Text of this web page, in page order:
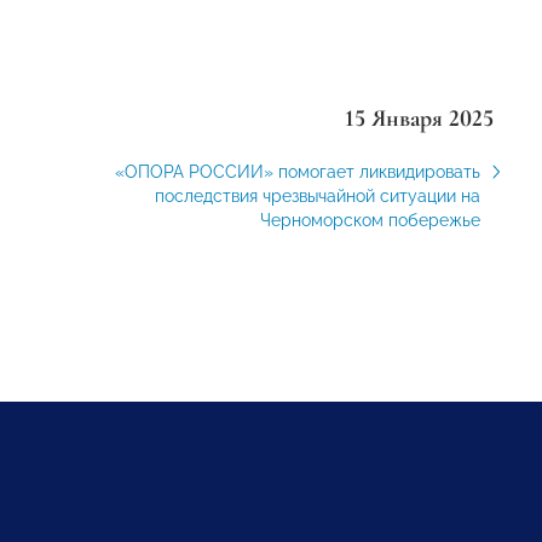
15 Января 2025
«ОПОРА РОССИИ» помогает ликвидировать
последствия чрезвычайной ситуации на
Черноморском побережье